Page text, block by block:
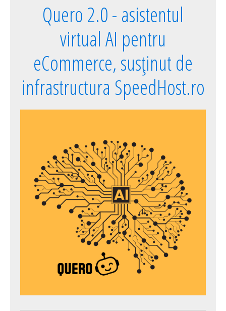
Quero 2.0 - asistentul
virtual AI pentru
eCommerce, susținut de
infrastructura SpeedHost.ro